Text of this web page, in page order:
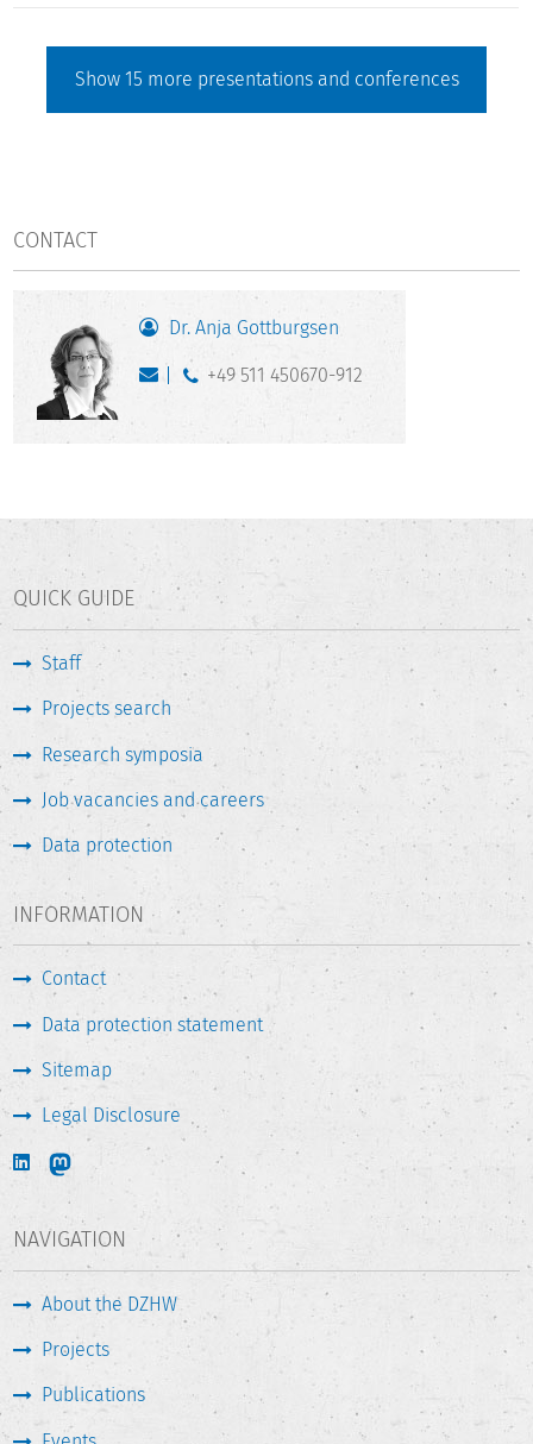
Show 15 more presentations and conferences
CONTACT
Dr. Anja Gottburgsen
+49 511 450670-912
QUICK GUIDE
Staff
Projects search
Research symposia
Job vacancies and careers
Data protection
INFORMATION
Contact
Data protection statement
Sitemap
Legal Disclosure
NAVIGATION
About the DZHW
Projects
Publications